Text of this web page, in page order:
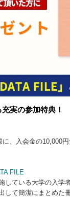
実の参加特典！
、入会金の10,000
FILE
している大学の入学
して簡潔にまとめた